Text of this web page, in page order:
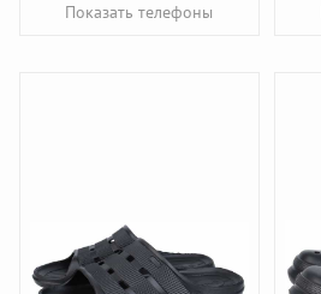
Показать телефоны